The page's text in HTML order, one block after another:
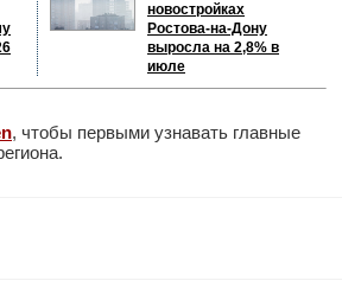
новостройках
Ростова-на-Дону
выросла на 2,8% в
июле
, чтобы первыми узнавать главные